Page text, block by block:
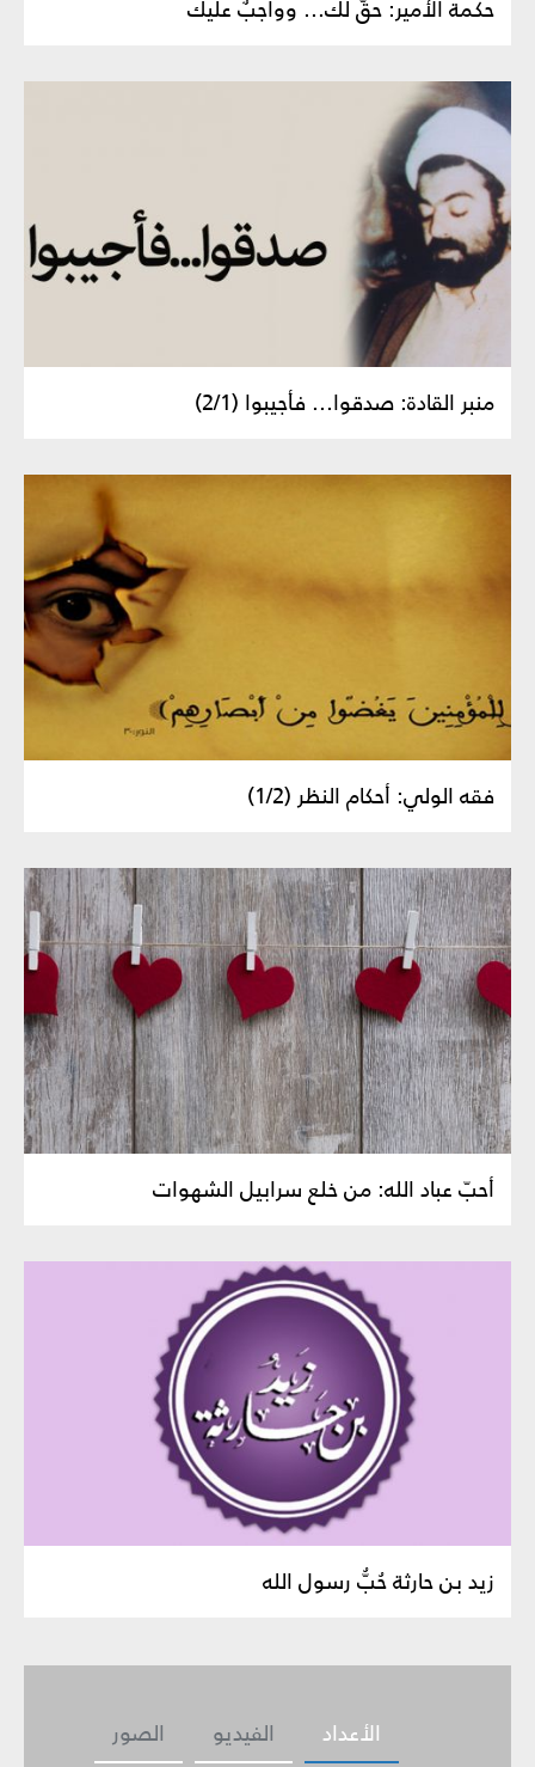
حكمة الأمير: حقٌّ لك... وواجبٌ عليك
منبر القادة: صدقوا... فأجيبوا (2/1)
فقه الولي: أحكام النظر (1/2)
أحبّ عباد الله: من خلع سرابيل الشهوات
زيد بن حارثة حُبُّ رسول الله
الصور الفيديو الأعداد